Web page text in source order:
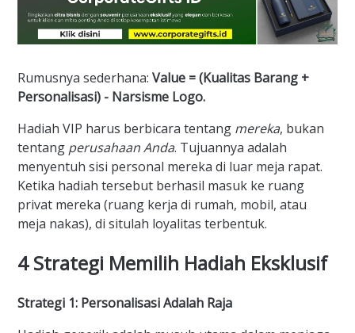
Rumusnya sederhana: Value = (Kualitas Barang +
Personalisasi) - Narsisme Logo.
Hadiah VIP harus berbicara tentang mereka, bukan
tentang perusahaan Anda. Tujuannya adalah
menyentuh sisi personal mereka di luar meja rapat.
Ketika hadiah tersebut berhasil masuk ke ruang
privat mereka (ruang kerja di rumah, mobil, atau
meja nakas), di situlah loyalitas terbentuk.
4 Strategi Memilih Hadiah Eksklusif
Strategi 1: Personalisasi Adalah Raja